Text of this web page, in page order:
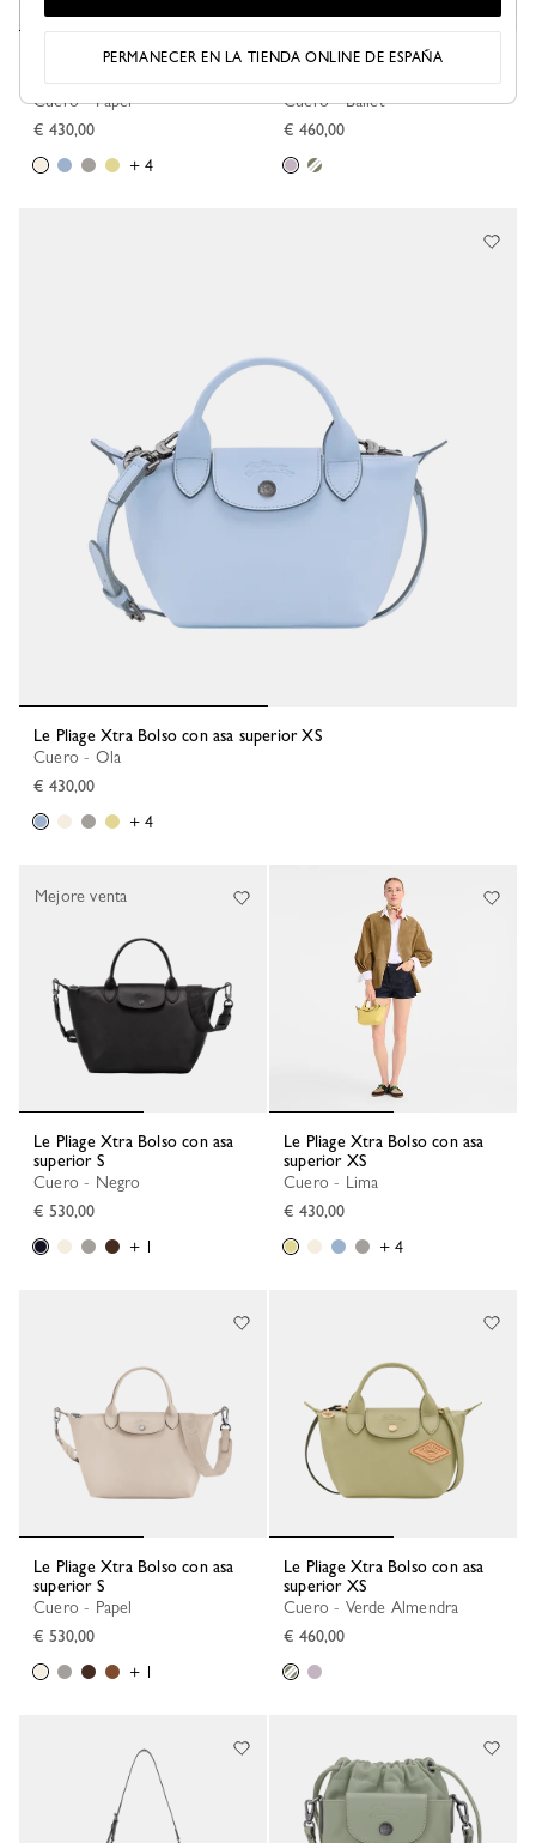
Cuero - Papel
€ 430,00
+ 4
Le Pliage Xtra Bolso con asa
Cuero - Ballet
€ 460,00
Le Pliage Xtra Bolso con asa superior XS
Cuero - Ola
€ 430,00
+ 4
Le Pliage Xtra Bolso con asa
superior S
Cuero - Negro
€ 530,00
+ 1
Mejore venta
Le Pliage Xtra Bolso con asa
superior XS
Cuero - Lima
€ 430,00
+ 4
Le Pliage Xtra Bolso con asa
superior S
Cuero - Papel
€ 530,00
+ 1
Le Pliage Xtra Bolso con asa
superior XS
Cuero - Verde Almendra
€ 460,00
PERMANECER EN LA TIENDA ONLINE DE ESPAÑA